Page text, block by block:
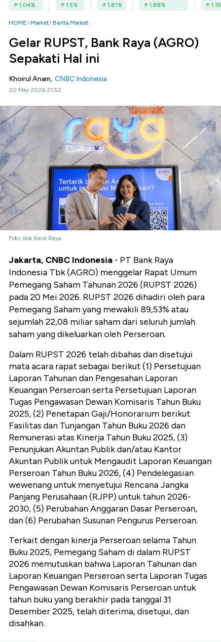
1.04% 1.5% 1.81% 1.88% 1.35
HOME Market Berita Market
Gelar RUPST, Bank Raya (AGRO)
Sepakati Hal ini
Khoirul Anam, CNBC Indonesia
20 May 2026 21:52
Foto: dok Bank Raya
Jakarta, CNBC Indonesia - PT Bank Raya
Indonesia Tbk (AGRO) menggelar Rapat Umum
Pemegang Saham Tahunan 2026 (RUPST 2026)
pada 20 Mei 2026. RUPST 2026 dihadiri oleh para
Pemegang Saham yang mewakili 89,53% atau
sejumlah 22,08 miliar saham dari seluruh jumlah
saham yang dikeluarkan oleh Perseroan.
Dalam RUPST 2026 telah dibahas dan disetujui
mata acara rapat sebagai berikut (1) Persetujuan
Laporan Tahunan dan Pengesahan Laporan
Keuangan Perseroan serta Persetujuan Laporan
Tugas Pengawasan Dewan Komisaris Tahun Buku
2025, (2) Penetapan Gaji/Honorarium berikut
Fasilitas dan Tunjangan Tahun Buku 2026 dan
Remunerasi atas Kinerja Tahun Buku 2025, (3)
Penunjukan Akuntan Publik dan/atau Kantor
Akuntan Publik untuk Mengaudit Laporan Keuangan
Perseroan Tahun Buku 2026, (4) Pendelegasian
wewenang untuk menyetujui Rencana Jangka
Panjang Perusahaan (RJPP) untuk tahun 2026-
2030, (5) Perubahan Anggaran Dasar Perseroan,
dan (6) Perubahan Susunan Pengurus Perseroan.
Terkait dengan kinerja Perseroan selama Tahun
Buku 2025, Pemegang Saham di dalam RUPST
2026 memutuskan bahwa Laporan Tahunan dan
Laporan Keuangan Perseroan serta Laporan Tugas
Pengawasan Dewan Komisaris Perseroan untuk
tahun buku yang berakhir pada tanggal 31
Desember 2025, telah diterima, disetujui, dan
disahkan.